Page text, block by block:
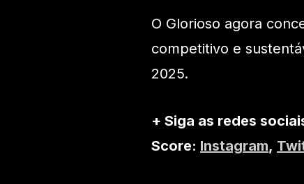
O Glorioso agora
competitivo e
2025.
+ Siga as redes
Score: Instagram,